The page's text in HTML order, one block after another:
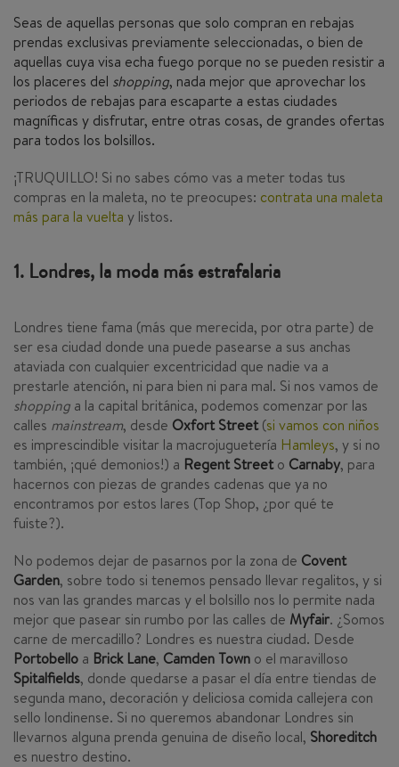
Seas de aquellas personas que solo compran en rebajas
prendas exclusivas previamente seleccionadas, o bien de
aquellas cuya visa echa fuego porque no se pueden resistir a
los placeres del shopping, nada mejor que aprovechar los
periodos de rebajas para escaparte a estas ciudades
magníficas y disfrutar, entre otras cosas, de grandes ofertas
para todos los bolsillos.
¡TRUQUILLO! Si no sabes cómo vas a meter todas tus
compras en la maleta, no te preocupes: contrata una maleta
más para la vuelta y listos.
1. Londres, la moda más estrafalaria
Londres tiene fama (más que merecida, por otra parte) de
ser esa ciudad donde una puede pasearse a sus anchas
ataviada con cualquier excentricidad que nadie va a
prestarle atención, ni para bien ni para mal. Si nos vamos de
shopping a la capital británica, podemos comenzar por las
calles mainstream, desde Oxfort Street(si vamos con niños
es imprescindible visitar la macrojuguetería Hamleys, y si no
también, ¡qué demonios!) a Regent Streeto Carnaby, para
hacernos con piezas de grandes cadenas que ya no
encontramos por estos lares (Top Shop, ¿por qué te
fuiste?).
No podemos dejar de pasarnos por la zona de Covent
Garden, sobre todo si tenemos pensado llevar regalitos, y si
nos van las grandes marcas y el bolsillo nos lo permite nada
mejor que pasear sin rumbo por las calles de Myfair. ¿Somos
carne de mercadillo? Londres es nuestra ciudad. Desde
Portobello a Brick Lane, Camden Town o el maravilloso
Spitalfields, donde quedarse a pasar el día entre tiendas de
segunda mano, decoración y deliciosa comida callejera con
sello londinense. Si no queremos abandonar Londres sin
llevarnos alguna prenda genuina de diseño local, Shoreditch
es nuestro destino.